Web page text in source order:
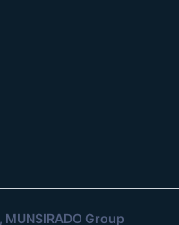
, MUNSIRADO Group